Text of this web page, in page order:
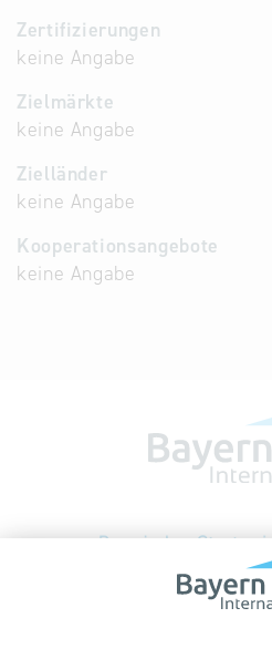
Zertifizierungen
keine Angabe
Zielmärkte
keine Angabe
Zielländer
keine Angabe
Kooperationsangebote
keine Angabe
Bayerische Gesellschaft für